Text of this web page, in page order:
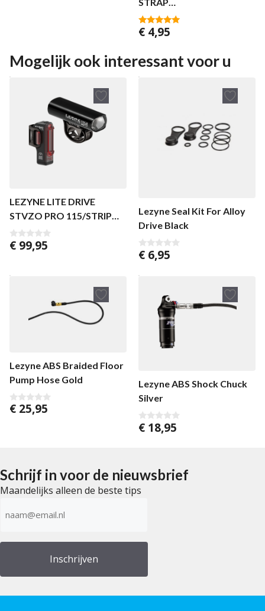
STRAP
MINI/HECTO/MICRO/MA
CRO
4.75
van 5
€ 4,95
Mogelijk ook interessant voor u
LEZYNE LITE DRIVE
STVZO PRO 115/STRIP
STVZO PAIR
0
v
5
€ 99,95
Lezyne Seal Kit For Alloy
Drive Black
0
v
n
€ 6,95
Lezyne ABS Braided Floor
Pump Hose Gold
0
€ 25,95
Lezyne ABS Shock Chuck
Silver
0
v
€ 18,95
Schrijf in voor de nieuwsbrief
Maandelijks alleen de beste tips
mailadres